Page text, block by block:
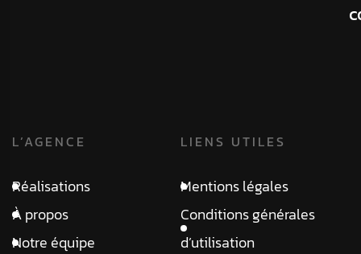
L’AGENCE
Réalisations
À propos
Notre équipe
LIENS UTILES
Mentions légales
Conditions générales
d’utilisation